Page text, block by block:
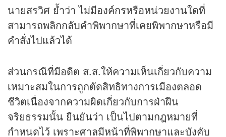
นายสรวิศ ย้ำว่า ไม่มีองค์กรหรือหน่วยงานใดที่
สามารถพลิกกลับคำพิพากษาที่เคยพิพากษาหรือมี
คำสั่งไปแล้วได้
ส่วนกรณีที่มีอดีต ส.ส.ให้ความเห็นเกี่ยวกับความ
เหมาะสมในการถูกตัดสิทธิทางการเมืองตลอด
ชีวิตเนื่องจากความผิดเกี่ยวกับการฝ่าฝืน
จริยธรรมนั้น ยืนยันว่า เป็นไปตามกฎหมายที่
กำหนดไว้ เพราะศาลมีหน้าที่พิพากษาและบังคับ